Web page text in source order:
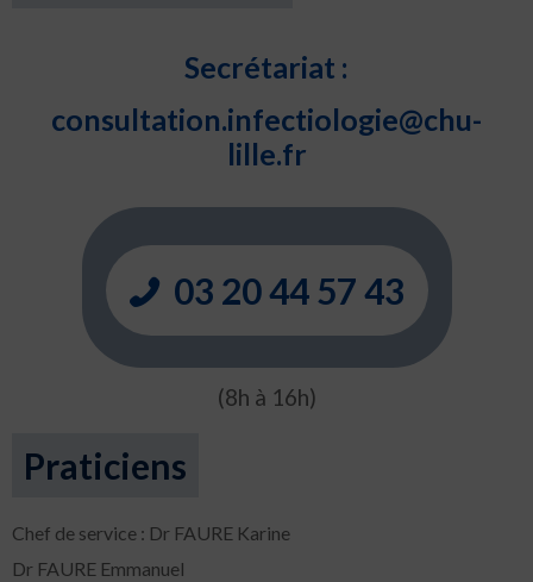
Secrétariat :
consultation.infectiologie@chu-
lille.fr
03 20 44 57 43
(8h à 16h)
Praticiens
Chef de service : Dr FAURE Karine
Dr FAURE Emmanuel